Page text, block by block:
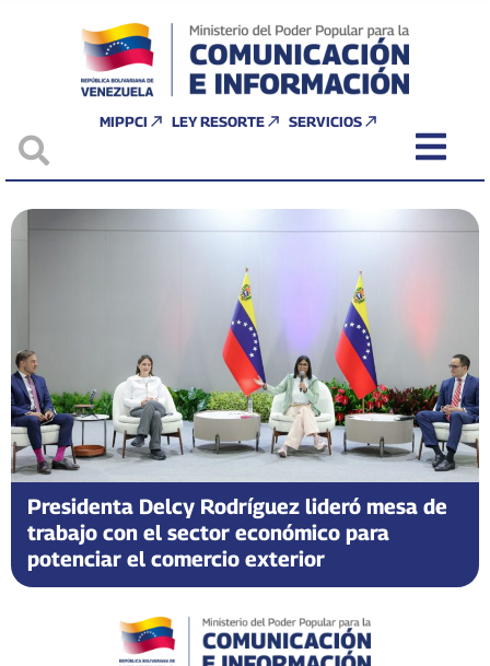
MIPPCI LEY RESORTE SERVICIOS
Presidenta Delcy Rodríguez lideró mesa de
trabajo con el sector económico para
potenciar el comercio exterior